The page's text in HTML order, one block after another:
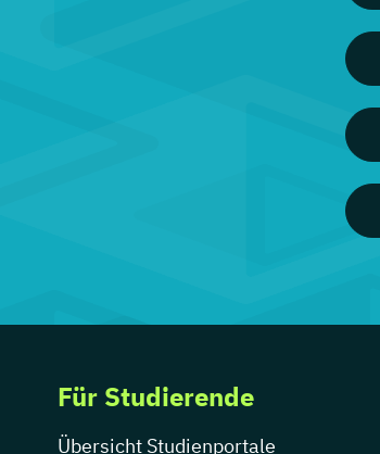
Für Studierende
Übersicht Studienportale